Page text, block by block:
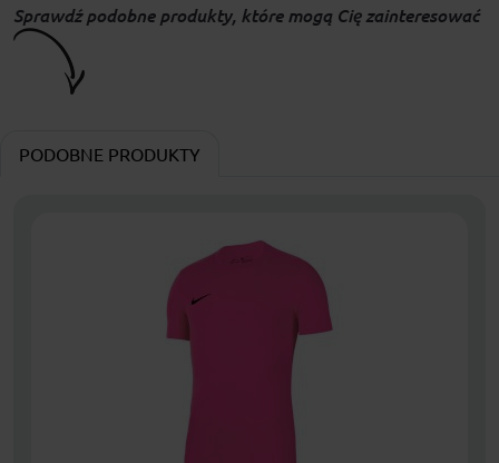
Sprawdź podobne produkty, które mogą Cię zainteresować
PODOBNE PRODUKTY